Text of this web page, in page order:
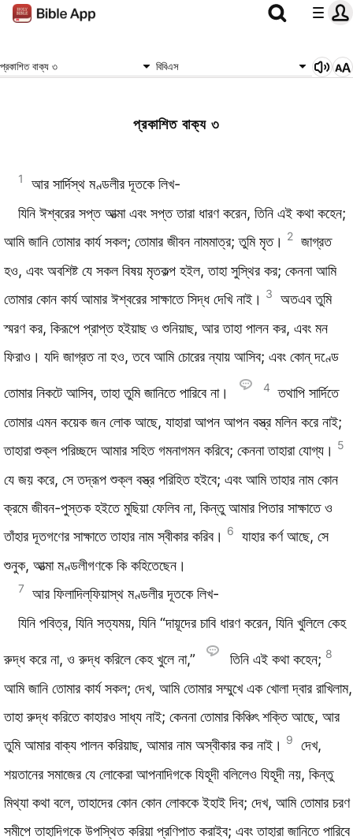
প্রকাশিত বাক্য ৩ বিবিএস
প্রকাশিত বাক্য ৩
1
আর সার্দিস্থ মণ্ডলীর দূতকে লিখ-
যিনি ঈশ্বরের সপ্ত আত্মা এবং সপ্ত তারা ধারণ করেন, তিনি এই কথা কহেন;
আমি জানি তোমার কার্য সকল; তোমার জীবন নামমাত্র; তুমি মৃত। 2 জাগ্রত
হও, এবং অবশিষ্ট যে সকল বিষয় মৃতকল্প হইল, তাহা সুস্থির কর; কেননা আমি
তোমার কোন কার্য আমার ঈশ্বরের সাক্ষাতে সিদ্ধ দেখি নাই। 3
অতএব তুমি
স্মরণ কর, কিরূপে প্রাপ্ত হইয়াছ ও শুনিয়াছ, আর তাহা পালন কর, এবং মন
ফিরাও। যদি জাগ্রত না হও, তবে আমি চোরের ন্যায় আসিব; এবং কোন্‌ দণ্ডে
তোমার নিকটে আসিব, তাহা তুমি জানিতে পারিবে না। 4 তথাপি সার্দিতে
তোমার এমন কয়েক জন লোক আছে, যাহারা আপন আপন বস্ত্র মলিন করে নাই;
তাহারা শুক্ল পরিচ্ছদে আমার সহিত গমনাগমন করিবে; কেননা তাহারা যোগ্য। 5
যে জয় করে, সে তদ্রূপ শুক্ল বস্ত্র পরিহিত হইবে; এবং আমি তাহার নাম কোন
ক্রমে জীবন-পুস্তক হইতে মুছিয়া ফেলিব না, কিন্তু আমার পিতার সাক্ষাতে ও
তাঁহার দূতগণের সাক্ষাতে তাহার নাম স্বীকার করিব। 6
যাহার কর্ণ আছে, সে
শুনুক, আত্মা মণ্ডলীগণকে কি কহিতেছেন।
7 আর ফিলাদিল্‌ফিয়াস্থ মণ্ডলীর দূতকে লিখ-
যিনি পবিত্র, যিনি সত্যময়, যিনি “দায়ূদের চাবি ধারণ করেন, যিনি খুলিলে কেহ
রুদ্ধ করে না, ও রুদ্ধ করিলে কেহ খুলে না,” তিনি এই কথা কহেন; 8
আমি জানি তোমার কার্য সকল; দেখ, আমি তোমার সম্মুখে এক খোলা দ্বার রাখিলাম,
তাহা রুদ্ধ করিতে কাহারও সাধ্য নাই; কেননা তোমার কিঞ্চিৎ শক্তি আছে, আর
তুমি আমার বাক্য পালন করিয়াছ, আমার নাম অস্বীকার কর নাই। 9
দেখ,
শয়তানের সমাজের যে লোকেরা আপনাদিগকে যিহূদী বলিলেও যিহূদী নয়, কিন্তু
মিথ্যা কথা বলে, তাহাদের কোন কোন লোককে ইহাই দিব; দেখ, আমি তোমার চরণ
সমীপে তাহাদিগকে উপস্থিত করিয়া প্রণিপাত করাইব; এবং তাহারা জানিতে পারিবে